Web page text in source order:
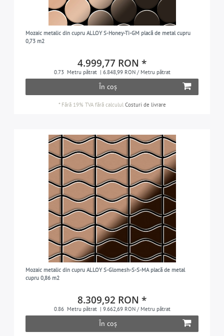
Mozaic metalic din cupru ALLOY S-Honey-Ti-GM placă de metal cupru
0,73 m2
4.999,77 RON *
0.73 Metru pătrat | 6.848,99 RON / Metru pătrat
În coș
* Fără 19% TVAfără calculul Costuri de livrare
Mozaic metalic din cupru ALLOY S-Glomesh-S-S-MA placă de metal
cupru 0,86 m2
8.309,92 RON *
0.86 Metru pătrat | 9.662,69 RON / Metru pătrat
În coș